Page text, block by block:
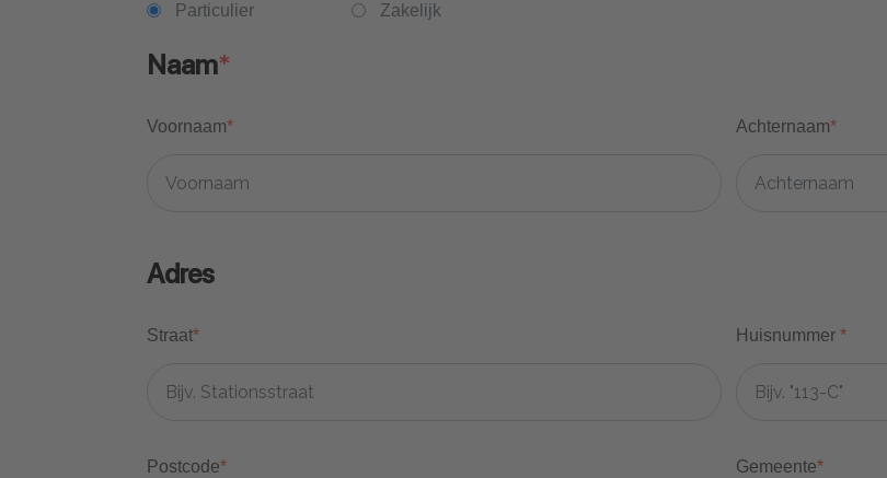
Particulier Zakelijk
Naam*
Voornaam* Achternaam*
Adres
Straat* Huisnummer *
Postcode* Gemeente*